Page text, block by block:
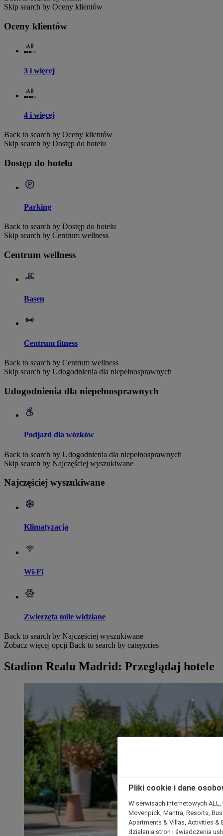
Skip search by Oceny klientów
Oceny klientów
3 i więcej
4 i więcej
Back to search by Oceny klientów
Skip search by Dostęp do hotelu
Dostęp do hotelu
Parking
Back to search by Dostęp do hotelu
Skip search by Centrum wellness
Centrum wellness
Basen
Centrum fitness
Back to search by Centrum wellness
Skip search by Udogodnienia dla niepełnosprawnych
Udogodnienia dla niepełnosprawnych
Podjazd dla wózków
Back to search by Udogodnienia dla niepełnosprawnych
Skip search by Najczęściej wyszukiwane
Najczęściej wyszukiwane
Klimatyzacja
Wi-Fi
Zwierzęta mile widziane
Back to search by Najczęściej wyszukiwane
Zobacz więcej opcji Back to search by categories
Stadion Realu Madrid: Przeglądaj hotele
Pliki cookie i dane
W serwisach internetowych
Movenpick, Mantra, Resorts,
Apartments & Villas, Activities &
działania stron i świadczenia